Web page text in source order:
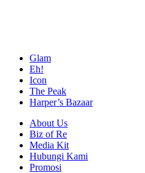
Glam
Eh!
Icon
The Peak
Harper’s Bazaar
About Us
Biz of Re
Media Kit
Hubungi Kami
Promosi